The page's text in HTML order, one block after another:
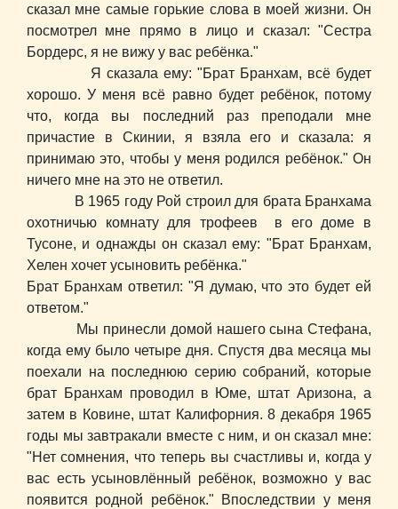
сказал мне самые горькие слова в моей жизни. Он
посмотрел мне прямо в лицо и сказал: "Сестра
Бордерс, я не вижу у вас ребёнка."
Я сказала ему: "Брат Бранхам, всё будет
хорошо. У меня всё равно будет ребёнок, потому
что, когда вы последний раз преподали мне
причастие в Скинии, я взяла его и сказала: я
принимаю это, чтобы у меня родился ребёнок." Он
ничего мне на это не ответил.
В 1965 году Рой строил для брата Бранхама
охотничью комнату для трофеев в его доме в
Тусоне, и однажды он сказал ему: "Брат Бранхам,
Хелен хочет усыновить ребёнка."
Брат Бранхам ответил: "Я думаю, что это будет ей
ответом."
Мы принесли домой нашего сына Стефана,
когда ему было четыре дня. Спустя два месяца мы
поехали на последнюю серию собраний, которые
брат Бранхам проводил в Юме, штат Аризона, а
затем в Ковине, штат Калифорния. 8 декабря 1965
годы мы завтракали вместе с ним, и он сказал мне:
"Нет сомнения, что теперь вы счастливы и, когда у
вас есть усыновлённый ребёнок, возможно у вас
появится родной ребёнок." Впоследствии у меня